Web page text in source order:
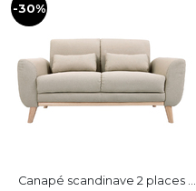
-30%
Canapé scandinave 2 places ...